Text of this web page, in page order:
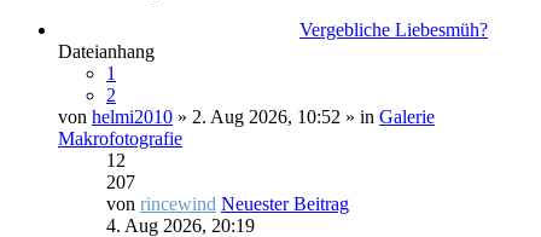
Vergebliche Liebesmüh?
Dateianhang
1
2
von helmi2010 » 2. Aug 2026, 10:52 » in Galerie
Makrofotografie
12
207
von rincewind Neuester Beitrag
4. Aug 2026, 20:19